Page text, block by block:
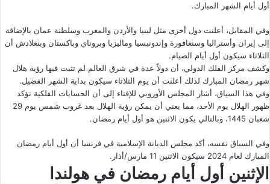
أول أيام الشهر المبارك.
وفي المقابل، أعلنت دول أخرى مثل ليبيا والأردن والمغرب وسلطنة عمان بالإضافة
إلى إيران وأستراليا وسنغافورة وإندونيسيا وماليزيا وبروناي وباكستان وبنغلادش أن
الثلاثاء سيكون أول أيام الصيام.
وكشف مركز الفلك الدولي، أن دولاً عدة في شرق العالم لم تثبت فيها رؤية هلال
شهر رمضان المبارك لذلك أعلنت أن يوم الثلاثاء سيكون بداية الشهر الفضيل.
وفي هذا السياق، أشار المجلس الأوروبي للإفتاء إلى أن الحسابات الفلكية تؤكد
ظهور الهلال يوم الأحد، مما يعني أن يمكن رؤية الهلال بعد غروب شمس يوم 29
شعبان 1445، وبالتالي يكون الاثنين هو أول أيام رمضان.
وفي السياق نفسه، أكد مجلس الديانة الإسلامية في فرنسا أن أول أيام رمضان
المبارك لعام 2024 سيكون الاثنين 11 مارس/أذار.
الإثنين أول أيام رمضان في هولندا